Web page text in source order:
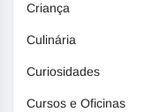
Criança
Culinária
Curiosidades
Cursos e Oficinas